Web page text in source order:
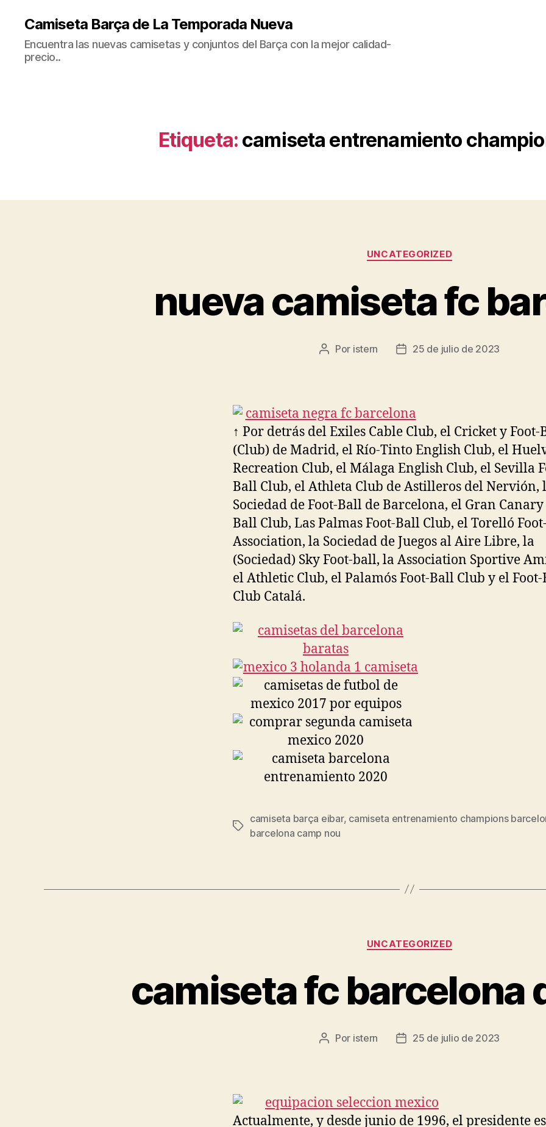
Camiseta Barça de La Temporada Nueva
Encuentra las nuevas camisetas y conjuntos del Barça con la mejor calidad-
precio..
Etiqueta: camiseta entrenamiento
Categorías
UNCATEGORIZED
nueva camiseta fc
Autor
Por istern
Fecha25 de julio de 2023
↑ Por detrás del Exiles Cable Club, el Cricket y Foot-
(Club) de Madrid, el Río-Tinto English Club, el
Recreation Club, el Málaga English Club, el Sevilla
Ball Club, el Athleta Club de Astilleros del Nervión,
Sociedad de Foot-Ball de Barcelona, el Gran Canary
Ball Club, Las Palmas Foot-Ball Club, el Torelló
Association, la Sociedad de Juegos al Aire Libre, la
(Sociedad) Sky Foot-ball, la Association Sportive
el Athletic Club, el Palamós Foot-Ball Club y el
Club Catalá.
Etiquetas
camiseta barça eibar, camiseta entrenamiento champions
barcelona camp nou
Categorías
UNCATEGORIZED
camiseta fc barcelona
Autor
Por istern
Fecha25 de julio de 2023
Actualmente, y desde junio de 1996, el presidente